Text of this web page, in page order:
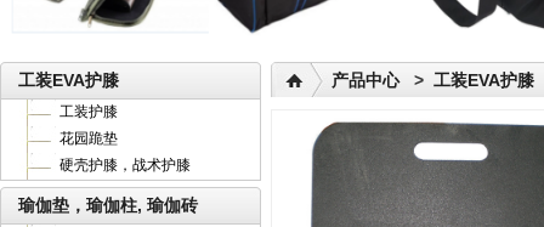
工装EVA护膝
工装护膝
花园跪垫
硬壳护膝，战术护膝
瑜伽垫，瑜伽柱, 瑜伽砖
产品中心> 工装EVA护膝